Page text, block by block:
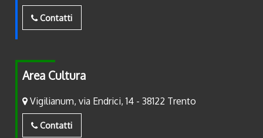
Contatti
Area Cultura
Vigilianum, via Endrici, 14 - 38122 Trento
Contatti